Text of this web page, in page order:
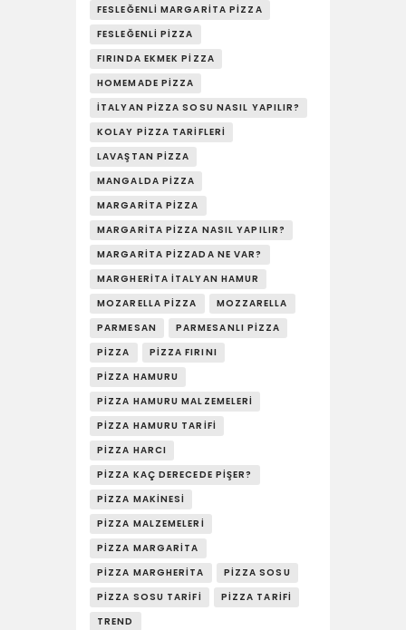
FESLEĞENLI MARGARITA PIZZA
FESLEĞENLI PIZZA
FIRINDA EKMEK PIZZA
HOMEMADE PIZZA
İTALYAN PIZZA SOSU NASIL YAPILIR?
KOLAY PIZZA TARIFLERI
LAVAŞTAN PIZZA
MANGALDA PIZZA
MARGARITA PIZZA
MARGARITA PIZZA NASIL YAPILIR?
MARGARITA PIZZADA NE VAR?
MARGHERITA İTALYAN HAMUR
MOZARELLA PIZZA
MOZZARELLA
PARMESAN
PARMESANLI PIZZA
PIZZA
PIZZA FIRINI
PIZZA HAMURU
PIZZA HAMURU MALZEMELERI
PIZZA HAMURU TARIFI
PIZZA HARCI
PIZZA KAÇ DERECEDE PIŞER?
PIZZA MAKINESI
PIZZA MALZEMELERI
PIZZA MARGARITA
PIZZA MARGHERITA
PIZZA SOSU
PIZZA SOSU TARIFI
PIZZA TARIFI
TREND